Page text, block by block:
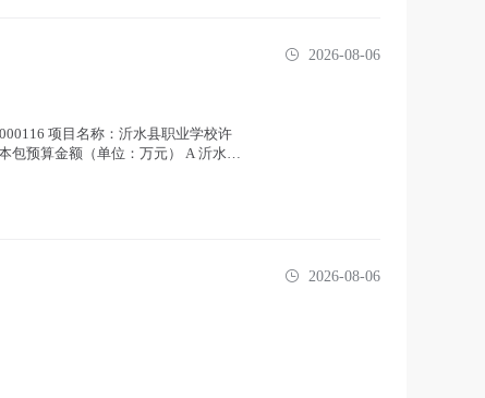
项目名称：沂水县职业学校许
包预算金额（单位：万元） A 沂水县
2026-08-06
2026-08-06